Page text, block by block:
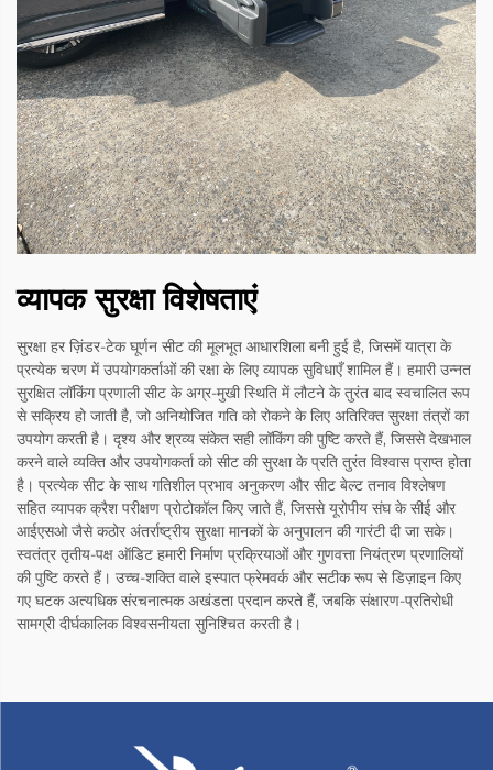
व्यापक सुरक्षा विशेषताएं
सुरक्षा हर ज़िंडर-टेक घूर्णन सीट की मूलभूत आधारशिला बनी हुई है, जिसमें यात्रा के
प्रत्येक चरण में उपयोगकर्ताओं की रक्षा के लिए व्यापक सुविधाएँ शामिल हैं। हमारी उन्नत
सुरक्षित लॉकिंग प्रणाली सीट के अग्र-मुखी स्थिति में लौटने के तुरंत बाद स्वचालित रूप
से सक्रिय हो जाती है, जो अनियोजित गति को रोकने के लिए अतिरिक्त सुरक्षा तंत्रों का
उपयोग करती है। दृश्य और श्रव्य संकेत सही लॉकिंग की पुष्टि करते हैं, जिससे देखभाल
करने वाले व्यक्ति और उपयोगकर्ता को सीट की सुरक्षा के प्रति तुरंत विश्वास प्राप्त होता
है। प्रत्येक सीट के साथ गतिशील प्रभाव अनुकरण और सीट बेल्ट तनाव विश्लेषण
सहित व्यापक क्रैश परीक्षण प्रोटोकॉल किए जाते हैं, जिससे यूरोपीय संघ के सीई और
आईएसओ जैसे कठोर अंतर्राष्ट्रीय सुरक्षा मानकों के अनुपालन की गारंटी दी जा सके।
स्वतंत्र तृतीय-पक्ष ऑडिट हमारी निर्माण प्रक्रियाओं और गुणवत्ता नियंत्रण प्रणालियों
की पुष्टि करते हैं। उच्च-शक्ति वाले इस्पात फ्रेमवर्क और सटीक रूप से डिज़ाइन किए
गए घटक अत्यधिक संरचनात्मक अखंडता प्रदान करते हैं, जबकि संक्षारण-प्रतिरोधी
सामग्री दीर्घकालिक विश्वसनीयता सुनिश्चित करती है।